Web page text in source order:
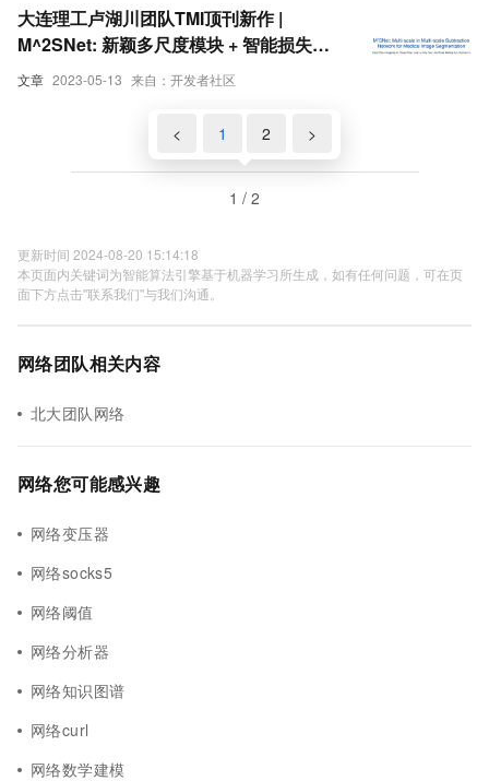
文章 2023-05-13 来自：开发者社区
大连理工卢湖川团队TMI顶刊新作 |
M^2SNet: 新颖多尺度模块 + 智能损失函
数 = 通用图像分割SOTA网络
< 1 2 >
1 / 2
更新时间 2024-08-20 15:14:18
本页面内关键词为智能算法引擎基于机器学习所生成，如有任何问题，可在页
面下方点击"联系我们"与我们沟通。
网络团队相关内容
北大团队网络
网络您可能感兴趣
网络变压器
网络socks5
网络阈值
网络分析器
网络知识图谱
网络curl
网络数学建模